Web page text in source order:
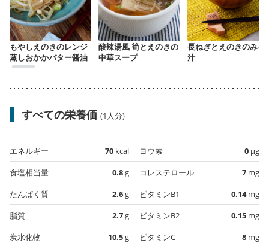
もやしえのきのレンジ
蒸しおかかバター醤油
酸辣湯風 筍とえのきの
中華スープ
長ねぎとえのきのみそ
汁
すべての栄養価 (1人分)
エネルギー 70 kcal
食塩相当量
0.8g
たんぱく質
2.6g
脂質
2.7g
炭水化物
10.5g
ヨウ素 0 µg
コレステロール
7 mg
ビタミンB1
0.14mg
ビタミンB2
0.15 mg
ビタミンC
8 mg